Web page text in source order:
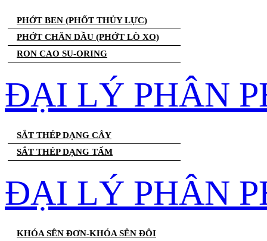
PHỚT BEN (PHỐT THỦY LỰC)
PHỚT CHĂN DẦU (PHỚT LÒ XO)
RON CAO SU-ORING
ĐẠI LÝ PHÂN
SẮT THÉP DẠNG CÂY
SẮT THÉP DẠNG TẤM
ĐẠI LÝ PHÂN
KHÓA SÊN ĐƠN-KHÓA SÊN ĐÔI